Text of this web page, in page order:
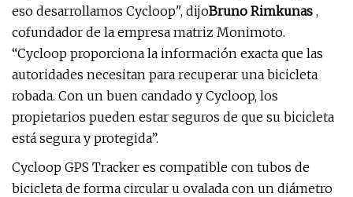
eso desarrollamos Cycloop", dijoBruno Rimkunas ,
cofundador de la empresa matriz Monimoto.
“Cycloop proporciona la información exacta que las
autoridades necesitan para recuperar una bicicleta
robada. Con un buen candado y Cycloop, los
propietarios pueden estar seguros de que su bicicleta
está segura y protegida”.
Cycloop GPS Tracker es compatible con tubos de
bicicleta de forma circular u ovalada con un diámetro